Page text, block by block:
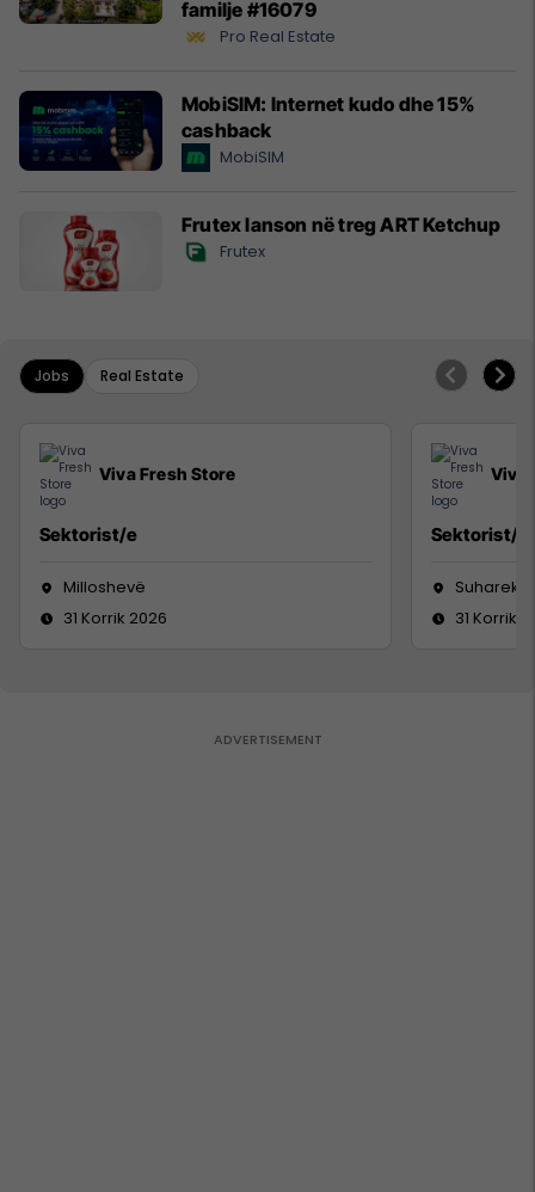
familje #16079
Pro Real Estate
MobiSIM: Internet kudo dhe 15%
cashback
MobiSIM
Frutex lanson në treg ART Ketchup
Frutex
Jobs Real Estate
Viva Fresh Store
Sektorist/e
Milloshevë
31 Korrik 2026
Viva
Sektorist/e
Suharekë
31 Korrik